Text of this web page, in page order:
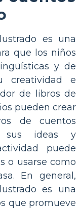
es una
que los niños
y de
creatividad e
de libros de
pueden crear
de cuentos
sus ideas y
puede
o usarse como
En general,
es una
que promueve